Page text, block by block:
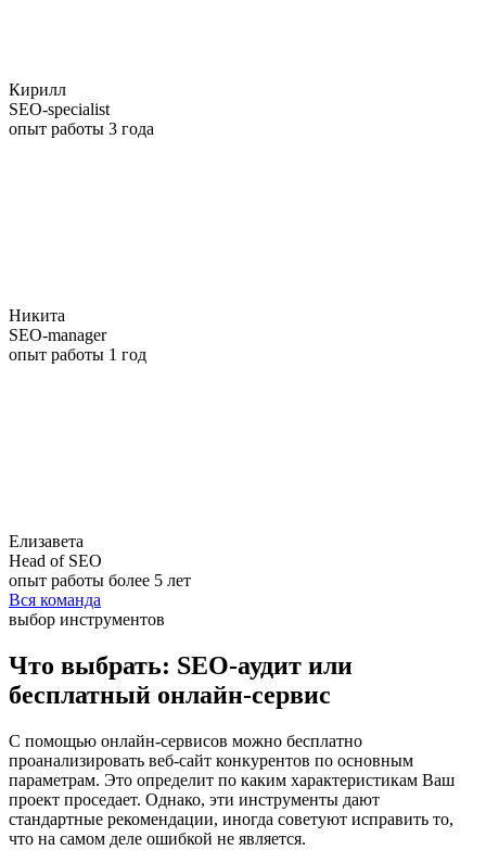
Кирилл
SEO-specialist
опыт работы 3 года
Никита
SEO-manager
опыт работы 1 год
Елизавета
Head of SEO
опыт работы более 5 лет
Вся команда
выбор инструментов
Что выбрать: SEO-аудит или
бесплатный онлайн-сервис
С помощью онлайн-сервисов можно бесплатно
проанализировать веб-сайт конкурентов по основным
параметрам. Это определит по каким характеристикам Ваш
проект проседает. Однако, эти инструменты дают
стандартные рекомендации, иногда советуют исправить то,
что на самом деле ошибкой не является.